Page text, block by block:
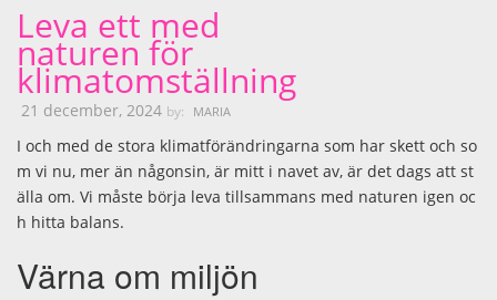
Leva ett med
naturen för
klimatomställning
21 december, 2024 by: MARIA
I och med de stora klimatförändringarna som har skett och so
m vi nu, mer än någonsin, är mitt i navet av, är det dags att st
älla om. Vi måste börja leva tillsammans med naturen igen oc
h hitta balans.
Värna om miljön